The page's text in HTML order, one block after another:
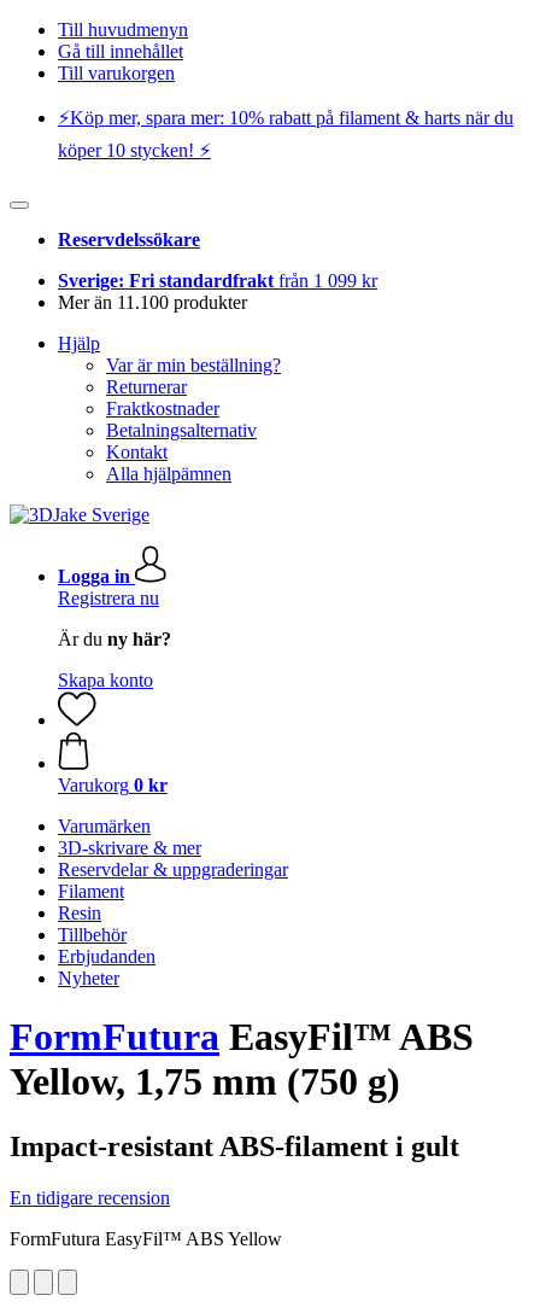
Till huvudmenyn
Gå till innehållet
Till varukorgen
⚡️Köp mer, spara mer: 10% rabatt på filament & harts när du
köper 10 stycken! ⚡️
Reservdelssökare
Sverige: Fri standardfrakt från 1 099 kr
Mer än 11.100 produkter
Hjälp
Var är min beställning?
Returnerar
Fraktkostnader
Betalningsalternativ
Kontakt
Alla hjälpämnen
Logga in
Registrera nu
Är du ny här?
Skapa konto
Varukorg 0 kr
Varumärken
3D-skrivare & mer
Reservdelar & uppgraderingar
Filament
Resin
Tillbehör
Erbjudanden
Nyheter
FormFutura EasyFil™ ABS
Yellow, 1,75 mm (750 g)
Impact-resistant ABS-filament i gult
En tidigare recension
FormFutura EasyFil™ ABS Yellow